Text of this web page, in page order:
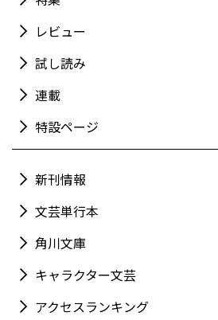
レビュー
試し読み
連載
特設ページ
新刊情報
文芸単行本
角川文庫
キャラクター文芸
アクセスランキング